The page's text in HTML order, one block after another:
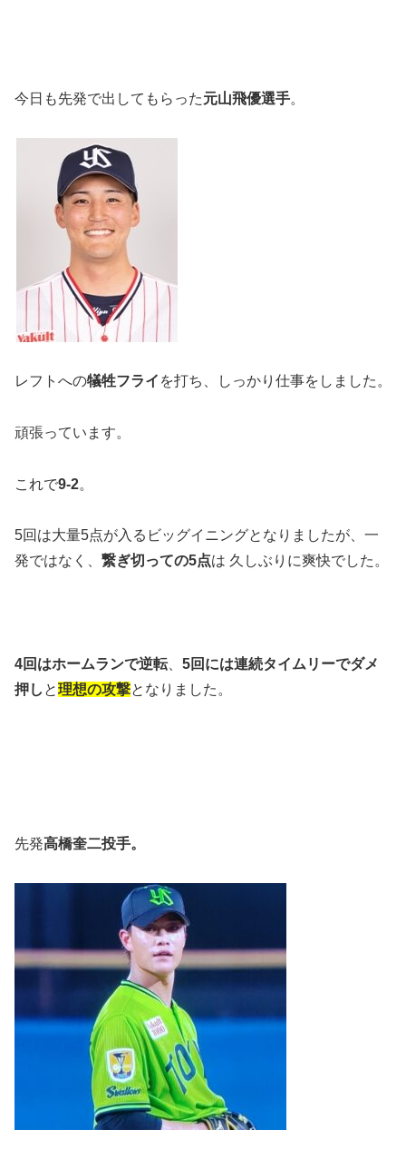
今日も先発で出してもらった元山飛優選手。
レフトへの犠牲フライ を打ち、しっかり仕事をしました。
頑張っています。
これで9-2。
5回は大量5点が入るビッグイニングとなりましたが、一
発ではなく、 繋ぎ切っての5点は 久しぶりに爽快でした。
4回はホームランで逆転、 5回には連続タイムリーでダメ
押し と理想の攻撃となりました。
先発高橋奎二投手。